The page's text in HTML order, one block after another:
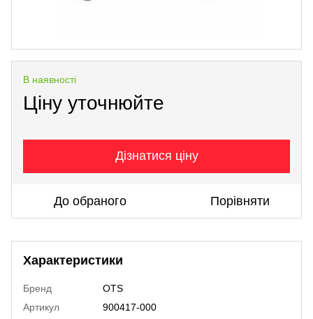
В наявності
Ціну уточнюйте
Дізнатися ціну
До обраного Порівняти
Характеристики
Бренд
OTS
Артикул
900417-000